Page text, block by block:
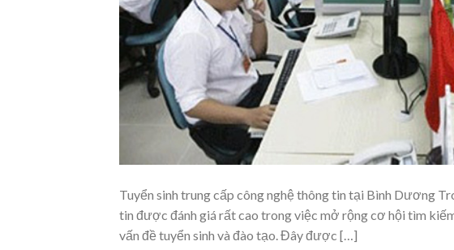
Tuyển sinh trung cấp công nghệ thông tin tại Bình Dương
tin được đánh giá rất cao trong việc mở rộng cơ hội tìm
vấn đề tuyển sinh và đào tạo. Đây được […]